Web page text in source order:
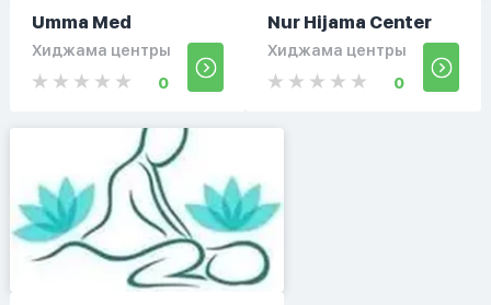
Umma Med
Хиджама центры
0
Nur Hijama Center
Хиджама центры
0